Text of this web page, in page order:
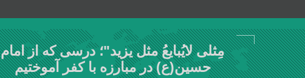
مِثلی لایُبایعُ مثل یزید"؛ درسی که از امام
حسین(ع) در مبارزه با کفر آموختیم